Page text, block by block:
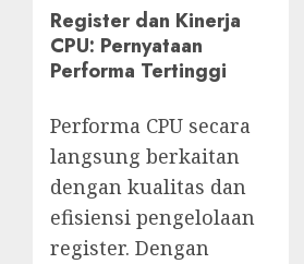
Register dan Kinerja
CPU: Pernyataan
Performa Tertinggi
Performa CPU secara
langsung berkaitan
dengan kualitas dan
efisiensi pengelolaan
register. Dengan